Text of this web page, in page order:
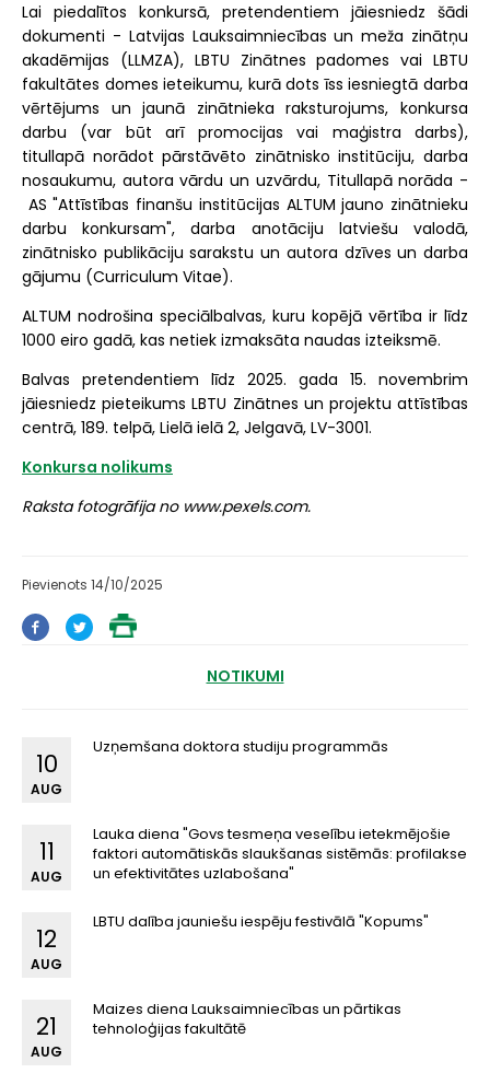
Lai piedalītos konkursā, pretendentiem jāiesniedz šādi
dokumenti - Latvijas Lauksaimniecības un meža zinātņu
akadēmijas (LLMZA), LBTU Zinātnes padomes vai LBTU
fakultātes domes ieteikumu, kurā dots īss iesniegtā darba
vērtējums un jaunā zinātnieka raksturojums, konkursa
darbu (var būt arī promocijas vai maģistra darbs),
titullapā norādot pārstāvēto zinātnisko institūciju, darba
nosaukumu, autora vārdu un uzvārdu, Titullapā norāda -
AS "Attīstības finanšu institūcijas ALTUM jauno zinātnieku
darbu konkursam", darba anotāciju latviešu valodā,
zinātnisko publikāciju sarakstu un autora dzīves un darba
gājumu (Curriculum Vitae).
ALTUM nodrošina speciālbalvas, kuru kopējā vērtība ir līdz
1000 eiro gadā, kas netiek izmaksāta naudas izteiksmē.
Balvas pretendentiem līdz 2025. gada 15. novembrim
jāiesniedz pieteikums LBTU Zinātnes un projektu attīstības
centrā, 189. telpā, Lielā ielā 2, Jelgavā, LV-3001.
Konkursa nolikums
Raksta fotogrāfija no www.pexels.com.
Pievienots 14/10/2025
NOTIKUMI
Uzņemšana doktora studiju programmās
10
AUG
Lauka diena "Govs tesmeņa veselību ietekmējošie
faktori automātiskās slaukšanas sistēmās: profilakse
un efektivitātes uzlabošana"
11
AUG
LBTU dalība jauniešu iespēju festivālā "Kopums"
12
AUG
Maizes diena Lauksaimniecības un pārtikas
tehnoloģijas fakultātē
21
AUG